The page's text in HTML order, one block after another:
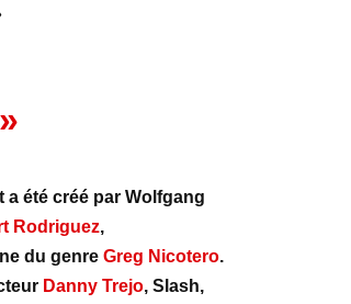
été créé par Wolfgang
Rodriguez,
du genre Greg Nicotero.
Danny Trejo, Slash,